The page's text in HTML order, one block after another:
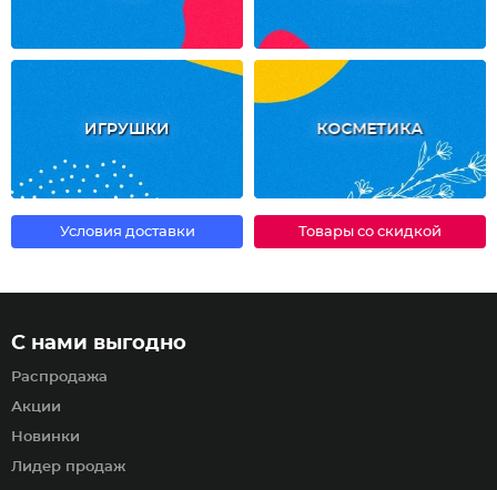
ИГРУШКИ КОСМЕТИКА
Условия доставки Товары со скидкой
С нами выгодно
Распродажа
Акции
Новинки
Лидер продаж